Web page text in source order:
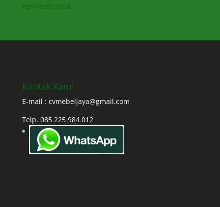
Furniture Anak.
Kontak Kami
E-mail : cvmebeljaya@gmail.com
Telp. 085 225 984 012